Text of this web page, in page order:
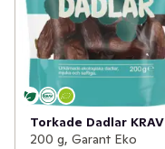
Torkade Dadlar KRAV
200 g, Garant Eko